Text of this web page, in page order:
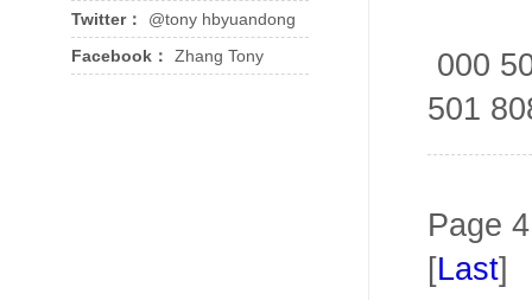
000
501
Page
[Last]
Twitter：
@tony hbyuandong
Facebook：
Zhang Tony